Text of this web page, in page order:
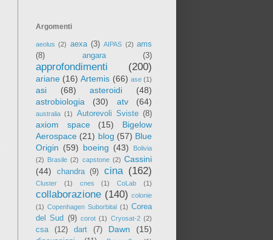
Argomenti
aeolus (2) aexa (3) AIPAS (2) ams
(8)
angara (3)
approfondimenti (200)
ariane (16) Artemis (66) ase (1)
asi (68) asteroidi
(48)
astrobiologia
(30) atv (64)
australia (1) Autorevoli Sviste (8)
axiom space (15)
Bigelow
Aerospace (21) blog (57) Blue
Origin (59) boeing (43)
Bolivia
(2) Brasile (2) capstone (2) Cassini
(44)
chandra (9) cina (162)
Cluster (1) cnes (1) CoLab (1)
collaborazione (140) colonie
(1) Copenhagen Suborbital (1) Corea
del Sud (9) corot (1) Cryosat-2 (2)
csa (12) dart (7) Dawn (15)